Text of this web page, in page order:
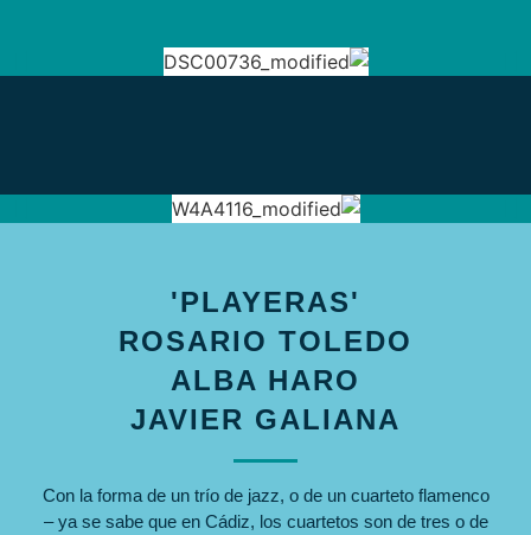
'PLAYERAS'
ROSARIO TOLEDO
ALBA HARO
JAVIER GALIANA
Con la forma de un trío de jazz, o de un cuarteto flamenco
– ya se sabe que en Cádiz, los cuartetos son de tres o de